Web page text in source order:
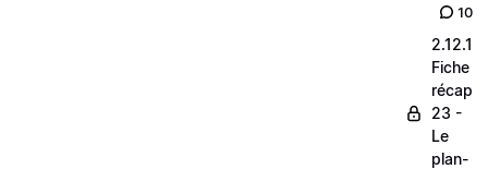
10
2.12.1
Fiche
récap
23 -
Le
plan-